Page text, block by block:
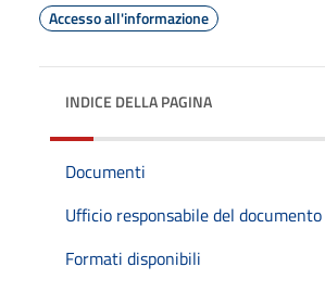
Accesso all'informazione
INDICE DELLA PAGINA
Documenti
Ufficio responsabile del documento
Formati disponibili